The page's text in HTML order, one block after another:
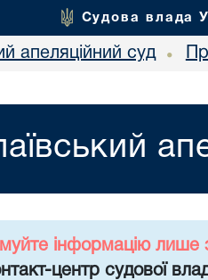
Судова влада
апеляційний суд •
інформацію лише
центр судової